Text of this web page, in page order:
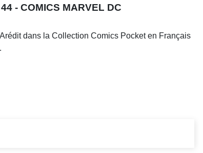
- COMICS MARVEL DC
dans la Collection Comics Pocket en Français